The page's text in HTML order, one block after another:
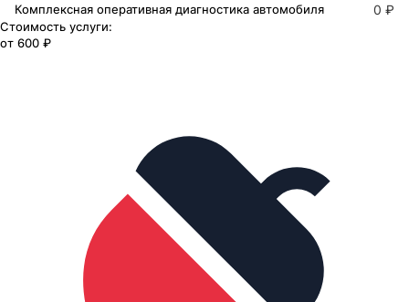
Комплексная оперативная диагностика автомобиля 0 ₽
Стоимость услуги:
от 600 ₽